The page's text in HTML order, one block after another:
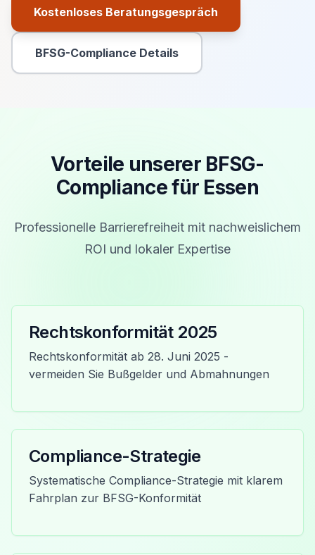
Kostenloses Beratungsgespräch
Primäre Aktion
BFSG-Compliance Details
Sekundäre Aktion
Vorteile unserer BFSG-
Compliance für Essen
Professionelle Barrierefreiheit mit nachweislichem
ROI und lokaler Expertise
Rechtskonformität 2025
Rechtskonformität ab 28. Juni 2025 -
vermeiden Sie Bußgelder und Abmahnungen
Compliance-Strategie
Systematische Compliance-Strategie mit klarem
Fahrplan zur BFSG-Konformität